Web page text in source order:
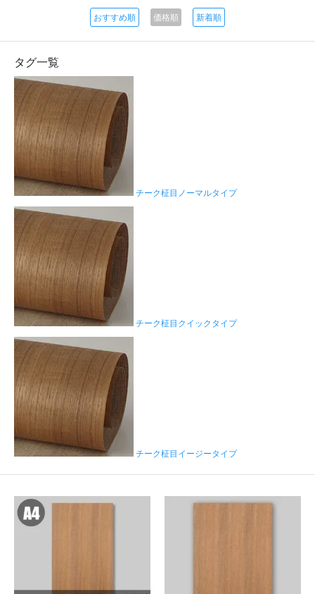
おすすめ順 価格順 新着順
タグ一覧
チーク柾目ノーマルタイプ
チーク柾目クイックタイプ
チーク柾目イージータイプ